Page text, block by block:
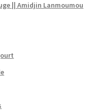
|| Amidjin Lanmoumou